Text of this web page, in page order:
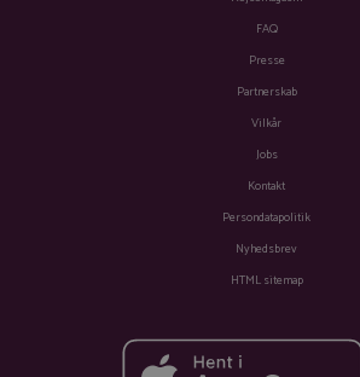
FAQ
Presse
Partnerskab
Vilkår
Jobs
Kontakt
Persondatapolitik
Nyhedsbrev
HTML sitemap